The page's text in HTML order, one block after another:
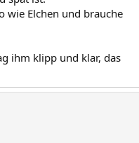
wie Elchen und brauche
ihm klipp und klar, das